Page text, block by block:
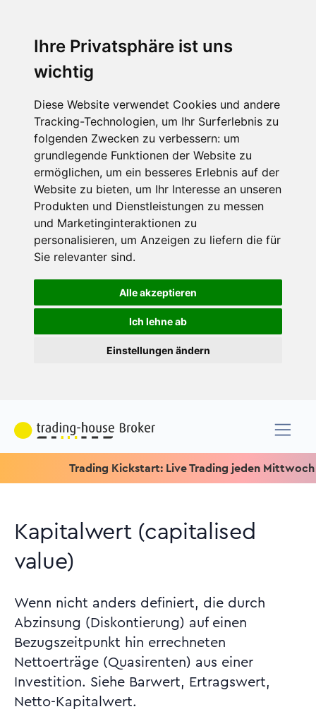
Ihre Privatsphäre ist uns
wichtig
Diese Website verwendet Cookies und andere
Tracking-Technologien, um Ihr Surferlebnis zu
folgenden Zwecken zu verbessern: um
grundlegende Funktionen der Website zu
ermöglichen, um ein besseres Erlebnis auf der
Website zu bieten, um Ihr Interesse an unseren
Produkten und Dienstleistungen zu messen
und Marketinginteraktionen zu
personalisieren, um Anzeigen zu liefern die für
Sie relevanter sind.
Alle akzeptieren
Ich lehne ab
Einstellungen ändern
Trading Kickstart: Live Trading jeden Mittwoch um
Kapitalwert (capitalised
value)
Wenn nicht anders definiert, die durch
Abzinsung (Diskontierung) auf einen
Bezugszeitpunkt hin errechneten
Nettoerträge (Quasirenten) aus einer
Investition. Siehe Barwert, Ertragswert,
Netto-Kapitalwert.